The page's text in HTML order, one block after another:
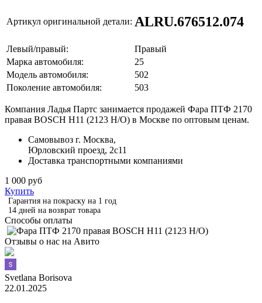
Артикул оригинальной детали: ALRU.676512.074
Левый/правый:
Правый
Марка автомобиля:
25
Модель автомобиля:
502
Поколение автомобиля:
503
Компания Ладья Партс занимается продажей Фара ПТФ 2170
правая BOSCH Н11 (2123 Н/О) в Москве по оптовым ценам.
Самовывоз г. Москва,
Юрловский проезд, 2с11
Доставка транспортными компаниями
1 000 руб
Купить
Гарантия на покраску на 1 год
14 дней на возврат товара
Способы оплаты
Отзывы о нас на Авито
Svetlana Borisova
22.01.2025